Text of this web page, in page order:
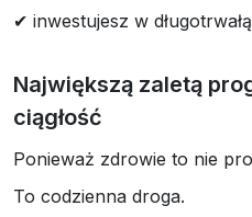
✔ inwestujesz w
Największą zaletą
ciągłość
Ponieważ zdrowie to nie
To codzienna droga.